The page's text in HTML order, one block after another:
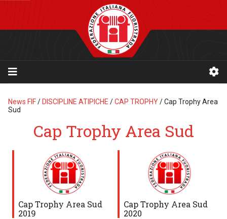
News FIF/DISCIPLINE ATIPICHE /CAP TROPHY/Cap Trophy Area
Sud
Cap Trophy Area Sud
Cap Trophy Area Sud
2019
Cap Trophy Area Sud
2020